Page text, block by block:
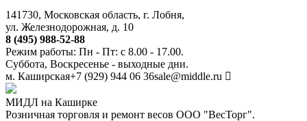
141730, Московская область, г. Лобня,
ул. Железнодорожная, д. 10
8 (495) 988-52-88
Режим работы: Пн - Пт: с 8.00 - 17.00.
Суббота, Воскресенье - выходные дни.
м. Каширская+7 (929) 944 06 36sale@middle.ru
МИДЛ на Каширке
Розничная торговля и ремонт весов ООО "ВесТорг".